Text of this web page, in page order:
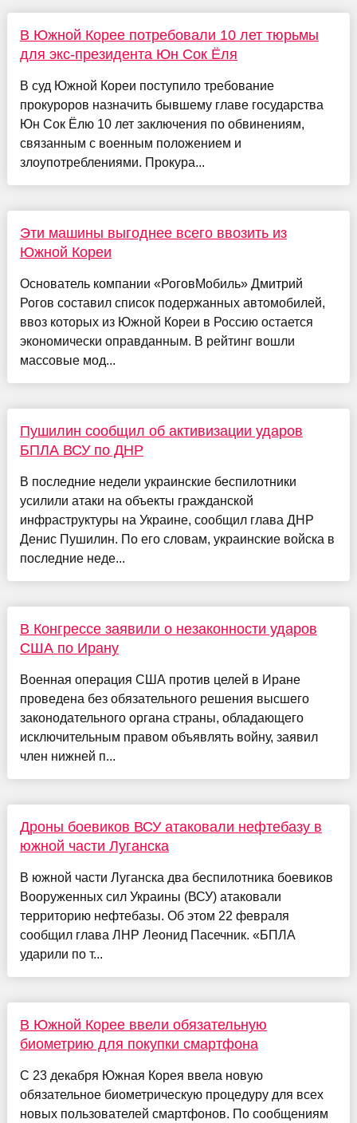
В Южной Корее потребовали 10 лет тюрьмы
для экс-президента Юн Сок Ёля
В суд Южной Кореи поступило требование
прокуроров назначить бывшему главе государства
Юн Сок Ёлю 10 лет заключения по обвинениям,
связанным с военным положением и
злоупотреблениями. Прокура...
Эти машины выгоднее всего ввозить из
Южной Кореи
Основатель компании «РоговМобиль» Дмитрий
Рогов составил список подержанных автомобилей,
ввоз которых из Южной Кореи в Россию остается
экономически оправданным. В рейтинг вошли
массовые мод...
Пушилин сообщил об активизации ударов
БПЛА ВСУ по ДНР
В последние недели украинские беспилотники
усилили атаки на объекты гражданской
инфраструктуры на Украине, сообщил глава ДНР
Денис Пушилин. По его словам, украинские войска в
последние неде...
В Конгрессе заявили о незаконности ударов
США по Ирану
Военная операция США против целей в Иране
проведена без обязательного решения высшего
законодательного органа страны, обладающего
исключительным правом объявлять войну, заявил
член нижней п...
Дроны боевиков ВСУ атаковали нефтебазу в
южной части Луганска
В южной части Луганска два беспилотника боевиков
Вооруженных сил Украины (ВСУ) атаковали
территорию нефтебазы. Об этом 22 февраля
сообщил глава ЛНР Леонид Пасечник. «БПЛА
ударили по т...
В Южной Корее ввели обязательную
биометрию для покупки смартфона
С 23 декабря Южная Корея ввела новую
обязательное биометрическую процедуру для всех
новых пользователей смартфонов. По сообщениям